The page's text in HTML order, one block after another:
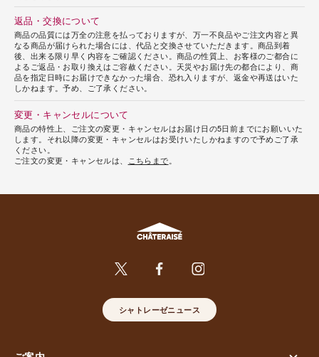
返品・交換について
商品の品質には万全の注意を払っておりますが、万一不良品やご注文内容と異
なる商品が届けられた場合には、代品と交換させていただきます。商品到着
後、出来る限り早く内容をご確認ください。商品の性質上、お客様のご都合に
よるご返品・お取り換えはご容赦ください。天災やお届け先の都合により、商
品を指定日時にお届けできなかった場合、恐れ入りますが、返金や再送はいた
しかねます。予め、ご了承ください。
変更・キャンセルについて
商品の特性上、ご注文の変更・キャンセルはお届け日の5日前までにお願いいた
します。それ以降の変更・キャンセルはお受けいたしかねますので予めご了承
ください。
ご注文の変更・キャンセルは、
こちらまで
シャトレーゼニュース